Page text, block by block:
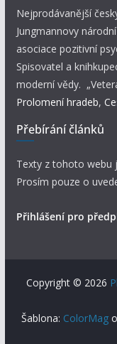
Nejprodávanější
Jungmannovy
asociace pozitivní
Spisovatel a
moderní vědy.
Prolomení hradeb,
Přebírání článků
Texty z tohoto webu
Prosím pouze o
Přihlášení pro
Copyright © 2026
Šablona: ColorMag